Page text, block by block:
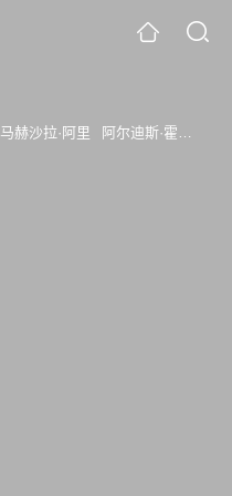
马赫沙拉·阿里 阿尔迪斯·霍吉